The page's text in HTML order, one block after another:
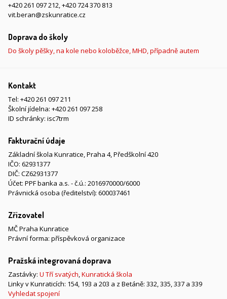
+420 261 097 212,+420 724 370 813
vit.beran@zskunratice.cz
Doprava do školy
Do školy pěšky, na kole nebo koloběžce, MHD, případně autem
Kontakt
Tel: +420 261 097 211
Školní jídelna: +420 261 097 258
ID schránky: isc7trm
Fakturační údaje
Základní škola Kunratice, Praha 4, Předškolní 420
IČO: 62931377
DIČ: CZ62931377
Účet: PPF banka a.s. - č.ú.: 2016970000/6000
Právnická osoba (ředitelství): 600037461
Zřizovatel
MČ Praha Kunratice
Právní forma: příspěvková organizace
Pražská integrovaná doprava
Zastávky: U Tří svatých,Kunratická škola
Linky v Kunraticích: 154, 193 a 203 a z Betáně: 332, 335, 337 a 339
Vyhledat spojení